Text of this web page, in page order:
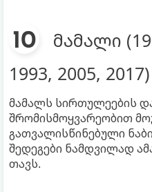
მამალი
1993, 2005, 2017)
მამალს სირთულეების
შრომისმოყვარეობით
გათვალისწინებული
შედეგები ნამდვილად
თავს.